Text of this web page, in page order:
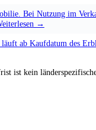
Bei Nutzung im
→
ab Kaufdatum des
ist kein